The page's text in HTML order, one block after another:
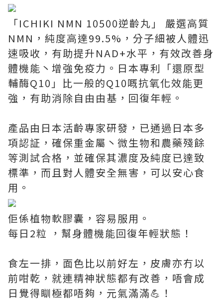
「ICHIKI NMN 10500逆齡丸」 嚴選高質
NMN，純度高達99.5%，分子細被人體迅
速吸收，有助提升NAD+水平，有效改善身
體機能丶增強免疫力。日本專利「還原型
輔酶Q10」比一般的Q10嘅抗氧化效能更
強，有助消除自由由基，回復年輕。
產品由日本活齡專家研發，已通過日本多
項認証，確保重金屬丶微生物和農藥殘餘
等測試合格，並確保其濃度及純度已達致
標準，而且對人體安全無害，可以安心食
用。
佢係植物軟膠囊，容易服用。
每日2粒 ，幫身體機能回復年輕狀態！
食左一排，面色比以前好左，皮膚亦冇以
前咁乾，就連精神狀態都有改善，唔會成
日覺得瞓極都唔夠，元氣滿滿💪！